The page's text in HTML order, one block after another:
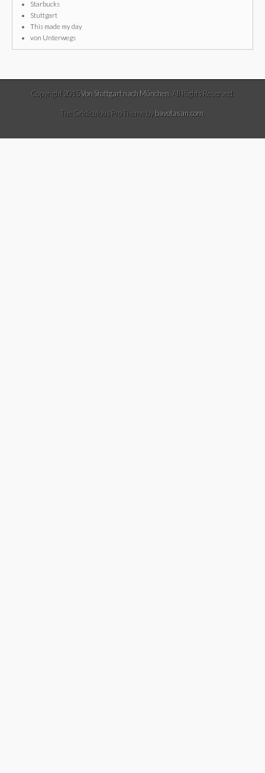
Starbucks
Stuttgart
This made my day
von Unterwegs
Copyright 2015Von Stuttgart nach München . All Rights Reserved.
The Gridiculous Pro Theme bybavotasan.com.